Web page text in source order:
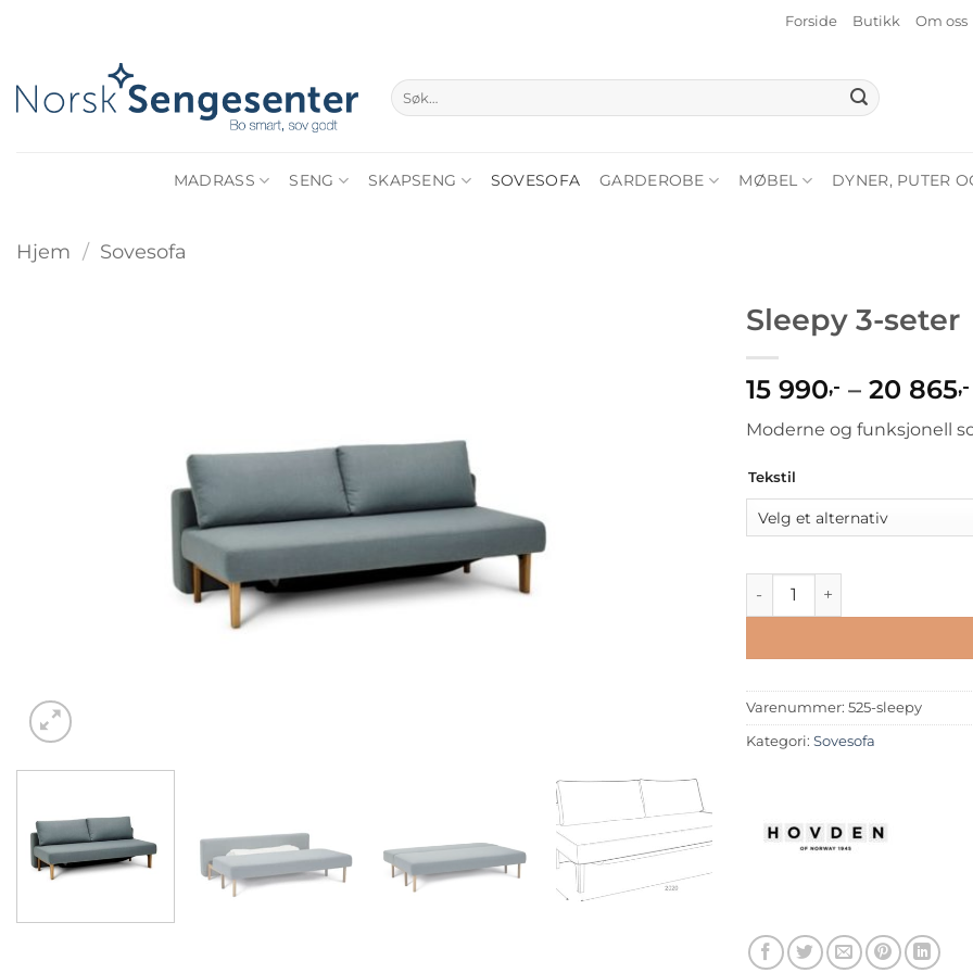
Forside Butikk Om oss
Søk
etter:
MADRASS SENG SKAPSENG SOVESOFA GARDEROBE MØBEL DYNER, PUTER
Hjem / Sovesofa
Sleepy 3-seter
15 990,- – 20 865,-
Moderne og funksjonell
Tekstil
Sleepy 3-seter antall
Varenummer: 525-sleepy
Kategori: Sovesofa